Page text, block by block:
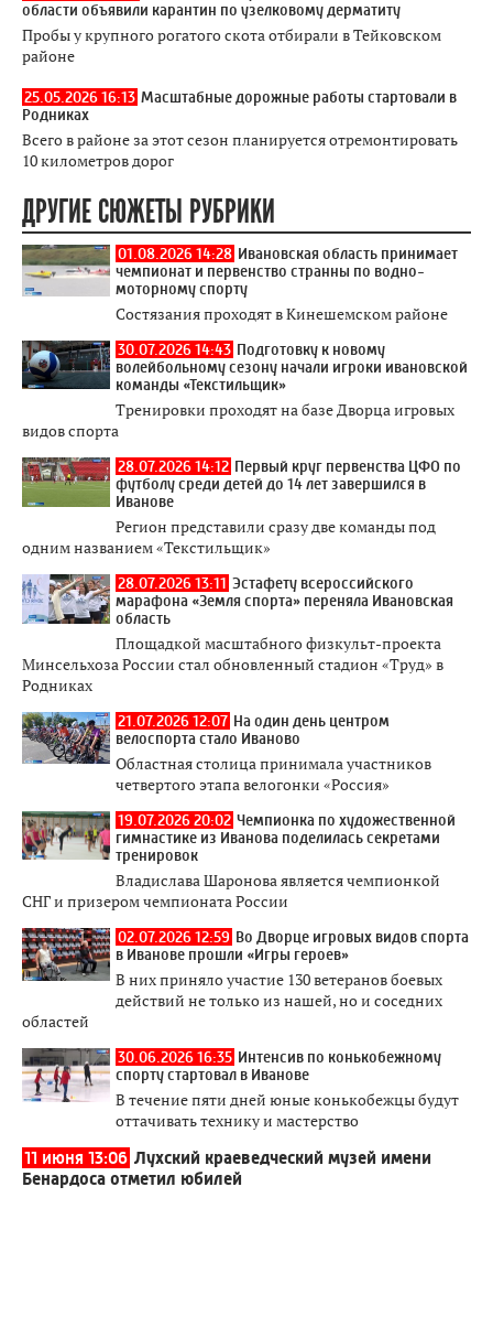
области объявили карантин по узелковому дерматиту
Пробы у крупного рогатого скота отбирали в Тейковском
районе
25.05.2026 16:13 Масштабные дорожные работы стартовали в
Родниках
Всего в районе за этот сезон планируется отремонтировать
10 километров дорог
ДРУГИЕ СЮЖЕТЫ РУБРИКИ
01.08.2026 14:28 Ивановская область принимает
чемпионат и первенство странны по водно-
моторному спорту
Состязания проходят в Кинешемском районе
30.07.2026 14:43 Подготовку к новому
волейбольному сезону начали игроки ивановской
команды «Текстильщик»
Тренировки проходят на базе Дворца игровых
видов спорта
28.07.2026 14:12 Первый круг первенства ЦФО по
футболу среди детей до 14 лет завершился в
Иванове
Регион представили сразу две команды под
одним названием «Текстильщик»
28.07.2026 13:11 Эстафету всероссийского
марафона «Земля спорта» переняла Ивановская
область
Площадкой масштабного физкульт-проекта
Минсельхоза России стал обновленный стадион «Труд» в
Родниках
21.07.2026 12:07 На один день центром
велоспорта стало Иваново
Областная столица принимала участников
четвертого этапа велогонки «Россия»
19.07.2026 20:02 Чемпионка по художественной
гимнастике из Иванова поделилась секретами
тренировок
Владислава Шаронова является чемпионкой
СНГ и призером чемпионата России
02.07.2026 12:59 Во Дворце игровых видов спорта
в Иванове прошли «Игры героев»
В них приняло участие 130 ветеранов боевых
действий не только из нашей, но и соседних
областей
30.06.2026 16:35 Интенсив по конькобежному
спорту стартовал в Иванове
В течение пяти дней юные конькобежцы будут
оттачивать технику и мастерство
11 июня 13:06 Лухский краеведческий музей имени
Бенардоса отметил юбилей